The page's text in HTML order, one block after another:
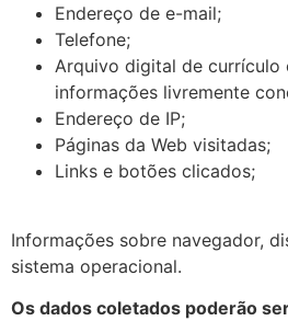
Endereço de e-mail;
Telefone;
Arquivo digital de currículo
informações livremente
Endereço de IP;
Páginas da Web visitadas;
Links e botões clicados;
Informações sobre navegador,
sistema operacional.
Os dados coletados poderão